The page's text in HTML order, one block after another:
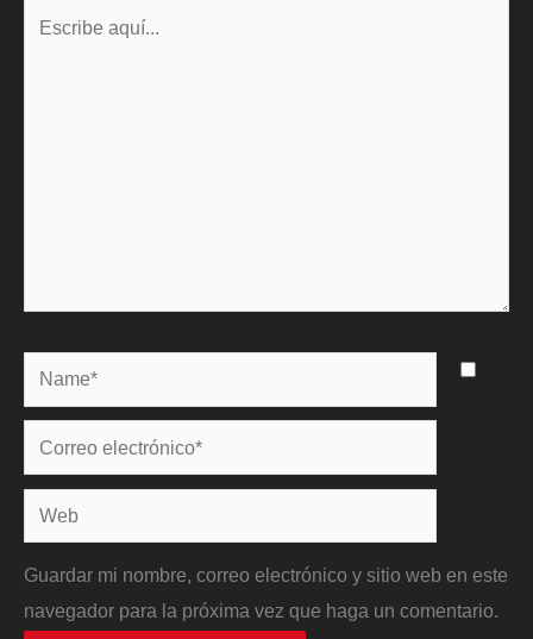
Name*
Correo
electrónico*
Web
Guardar mi nombre, correo electrónico y sitio web en este
navegador para la próxima vez que haga un comentario.